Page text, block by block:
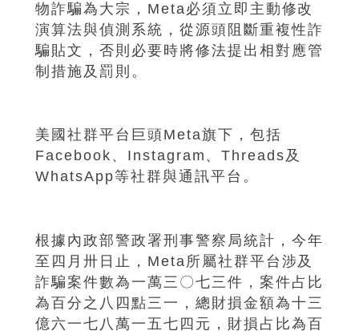
物詐騙為大宗，Meta必須立即主動修改
演算法與偵測系統，從源頭阻斷重複性詐
騙貼文，否則必要時將修法提出相對應管
制措施及罰則。
美國社群平台巨頭Meta旗下，包括
Facebook、Instagram、Threads及
WhatsApp等社群與通訊平台。
根據內政部警政署刑事警察局統計，今年
至四月卅日止，Meta所屬社群平台涉及
詐騙案件數為一萬三〇七三件，案件占比
為百分之八四點三一，總財損金額為十三
億六一七八萬一五七四元，財損占比為百